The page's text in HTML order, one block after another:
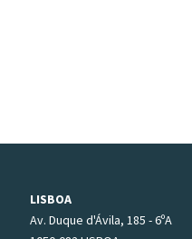
LISBOA
Av. Duque d'Ávila, 185 - 6ºA